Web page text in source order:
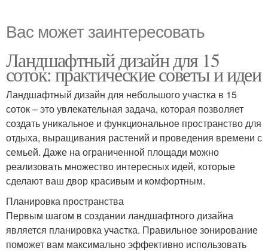
Вас может заинтересовать
Ландшафтный дизайн для 15
соток: практические советы и идеи
Ландшафтный дизайн для небольшого участка в 15
соток – это увлекательная задача, которая позволяет
создать уникальное и функциональное пространство для
отдыха, выращивания растений и проведения времени с
семьей. Даже на ограниченной площади можно
реализовать множество интересных идей, которые
сделают ваш двор красивым и комфортным.
Планировка пространства
Первым шагом в создании ландшафтного дизайна
является планировка участка. Правильное зонирование
поможет вам максимально эффективно использовать